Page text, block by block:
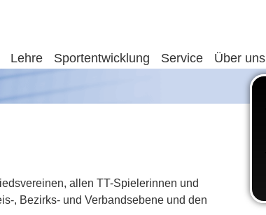
Lehre Sportentwicklung Service Über uns
allen TT-Spielerinnen und
, Bezirks- und Verbandsebene und den